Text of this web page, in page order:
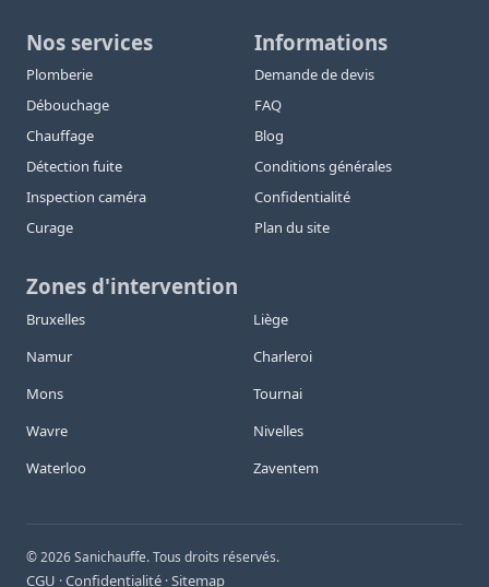
Nos services
Plomberie
Débouchage
Chauffage
Détection fuite
Inspection caméra
Curage
Informations
Demande de devis
FAQ
Blog
Conditions générales
Confidentialité
Plan du site
Zones d'intervention
Bruxelles
Liège
Namur
Charleroi
Mons
Tournai
Wavre
Nivelles
Waterloo
Zaventem
©2026Sanichauffe. Tous droits réservés.
CGU ·Confidentialité ·Sitemap